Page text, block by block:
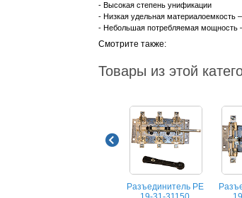
- Высокая степень унификации
- Низкая удельная материалоемкость
- Небольшая потребляемая мощность
Смотрите также:
Товары из этой
Разъединитель РЕ